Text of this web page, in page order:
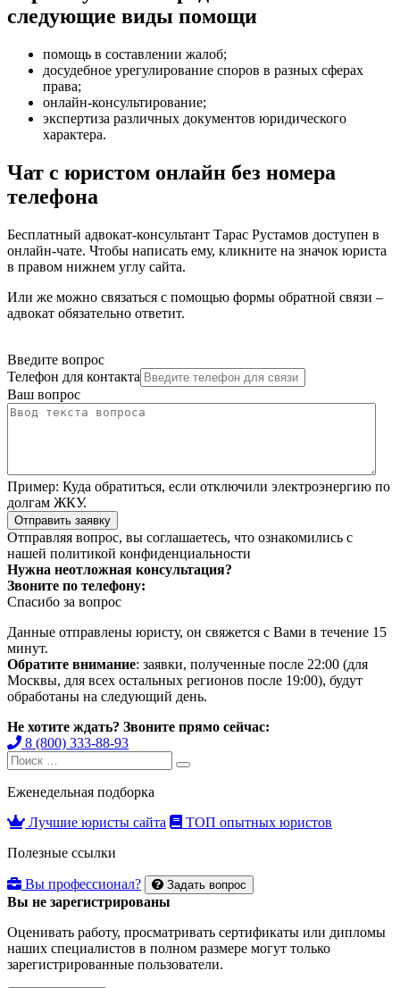
следующие виды помощи
помощь в составлении жалоб;
досудебное урегулирование споров в разных сферах
права;
онлайн-консультирование;
экспертиза различных документов юридического
характера.
Чат с юристом онлайн без номера
телефона
Бесплатный адвокат-консультант Тарас Рустамов доступен в
онлайн-чате. Чтобы написать ему, кликните на значок юриста
в правом нижнем углу сайта.
Или же можно связаться с помощью формы обратной связи –
адвокат обязательно ответит.
Введите вопрос
Телефон для контакта
Ваш вопрос
Пример: Куда обратиться, если отключили электроэнергию по
долгам ЖКУ.
Отправить заявку
Отправляя вопрос, вы соглашаетесь, что ознакомились с
нашей политикой конфиденциальности
Нужна неотложная консультация?
Звоните по телефону:
Спасибо за вопрос
Данные отправлены юристу, он свяжется с Вами в течение 15
минут.
Обратите внимание: заявки, полученные после 22:00 (для
Москвы, для всех остальных регионов после 19:00), будут
обработаны на следующий день.
Не хотите ждать? Звоните прямо сейчас:
8 (800) 333-88-93
Search
for:
Search
Еженедельная подборка
Лучшие юристы сайта
ТОП опытных юристов
Полезные ссылки
Вы профессионал? Задать вопрос
Вы не зарегистрированы
Оценивать работу, просматривать сертификаты или дипломы
наших специалистов в полном размере могут только
зарегистрированные пользователи.